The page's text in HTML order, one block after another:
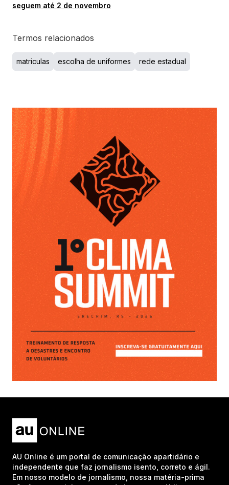
seguem até 2 de novembro
Termos relacionados
matriculas escolha de uniformes rede estadual
AU Online é um portal de comunicação apartidário e
independente que faz jornalismo isento, correto e ágil.
Em nosso modelo de jornalismo, nossa matéria-prima